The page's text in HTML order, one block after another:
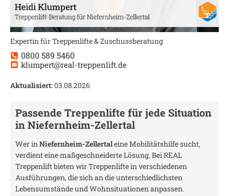
Expertin für Treppenlifte & Zuschussberatung
0800 589 5460
klumpert@real-treppenlift.de
Aktualisiert:03.08.2026
Passende Treppenlifte für jede Situation
inNiefernheim-Zellertal
Wer inNiefernheim-Zellertaleine Mobilitätshilfe sucht,
verdient eine maßgeschneiderte Lösung. Bei REAL
Treppenlift bieten wir Treppenlifte in verschiedenen
Ausführungen, die sich an die unterschiedlichsten
Lebensumstände und Wohnsituationen anpassen.